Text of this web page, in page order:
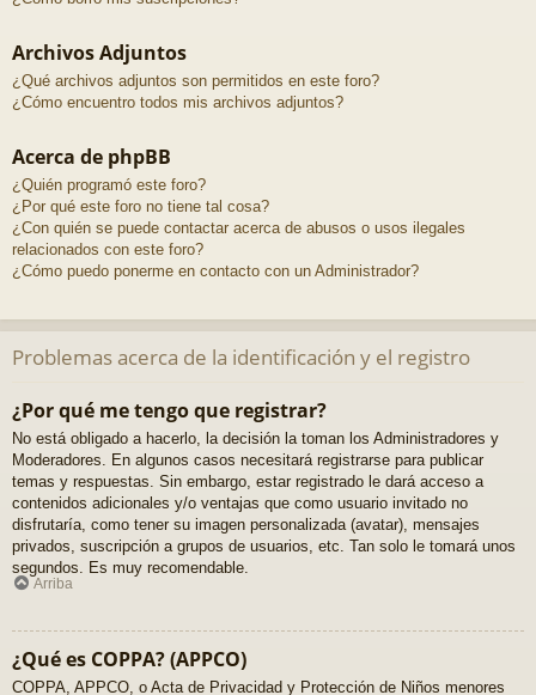
Archivos Adjuntos
¿Qué archivos adjuntos son permitidos en este foro?
¿Cómo encuentro todos mis archivos adjuntos?
Acerca de phpBB
¿Quién programó este foro?
¿Por qué este foro no tiene tal cosa?
¿Con quién se puede contactar acerca de abusos o usos ilegales
relacionados con este foro?
¿Cómo puedo ponerme en contacto con un Administrador?
Problemas acerca de la identificación y el registro
¿Por qué me tengo que registrar?
No está obligado a hacerlo, la decisión la toman los Administradores y
Moderadores. En algunos casos necesitará registrarse para publicar
temas y respuestas. Sin embargo, estar registrado le dará acceso a
contenidos adicionales y/o ventajas que como usuario invitado no
disfrutaría, como tener su imagen personalizada (avatar), mensajes
privados, suscripción a grupos de usuarios, etc. Tan solo le tomará unos
segundos. Es muy recomendable.
Arriba
¿Qué es COPPA? (APPCO)
COPPA, APPCO, o Acta de Privacidad y Protección de Niños menores